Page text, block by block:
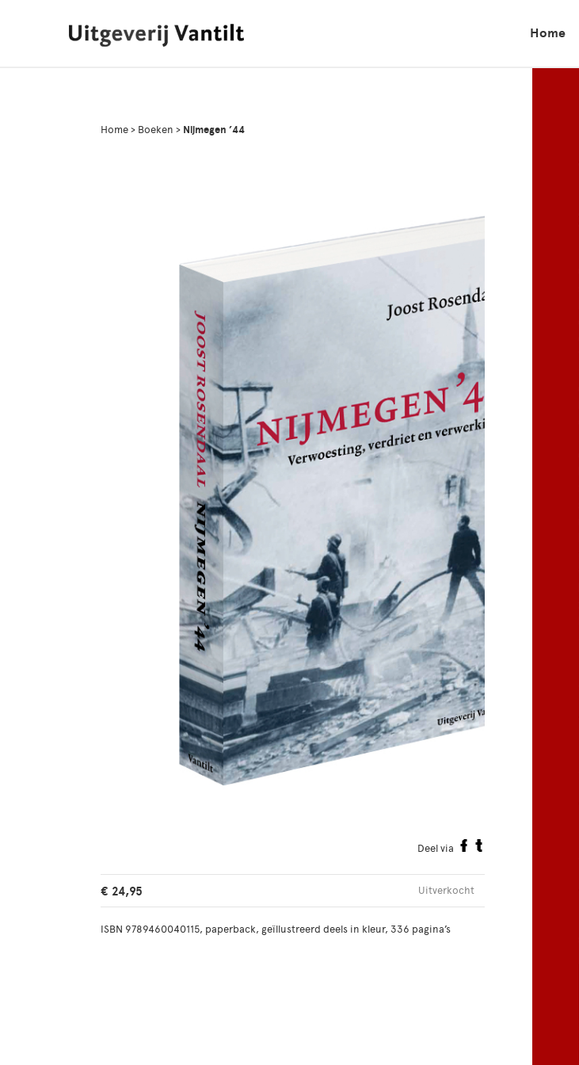
Home
Home > Boeken > Nijmegen ’44
Deel via
€ 24,95 Uitverkocht
ISBN 9789460040115, paperback, geïllustreerd deels in kleur, 336 pagina’s